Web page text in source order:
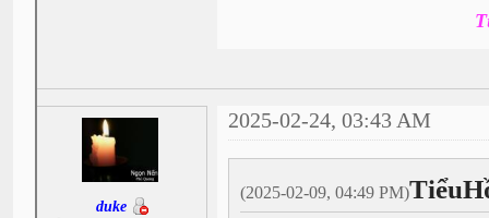
duke
2025-02-24, 03:43 AM
(2025-02-09, 04:49 PM)